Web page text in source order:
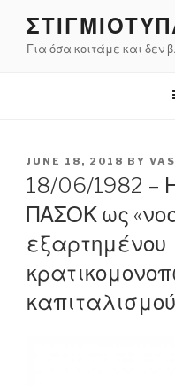
contentΓια όσα κοιτάμε και δεν
POSTED
ON
JUNE 18, 2018 BY
18/06/1982 –
ΠΑΣΟΚ ως
εξαρτημένου